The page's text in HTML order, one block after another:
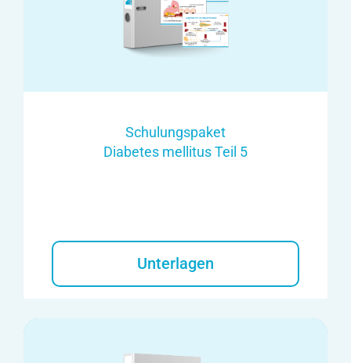
Schulungspaket
Diabetes mellitus Teil 5
Unterlagen